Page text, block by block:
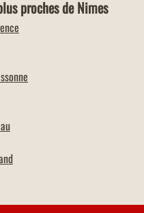
proches de Nimes